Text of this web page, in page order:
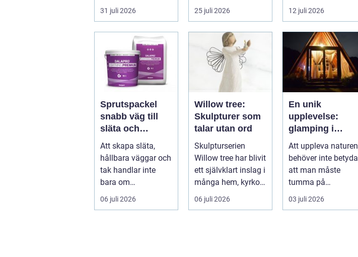
vardage...
31 juli 2026
after work-tr...
25 juli 2026
små
irritationsmoment:
långsam avrinning
12 juli 2026
Sprutspackel
snabb väg till
släta och
hållbara ytor
Att skapa släta,
hållbara väggar och
tak handlar inte
bara om
hantverksskicklighe
t. Valet av materia...
06 juli 2026
Willow tree:
Skulpturer som
talar utan ord
Skulpturserien
Willow tree har blivit
ett självklart inslag i
många hem, kyrkor
och kapel...
06 juli 2026
En unik
upplevelse:
glamping i
Sverige
Att uppleva naturen
behöver inte betyda
att man måste
tumma på
bekvämligheten....
03 juli 2026